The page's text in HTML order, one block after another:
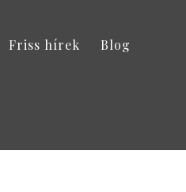
Friss hírek Blog